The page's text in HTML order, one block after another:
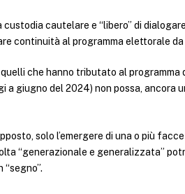
custodia cautelare e “libero” di
continuità al programma elettorale
che hanno tributato al
a giugno del 2024) non possa, ancora
solo l’emergere di una o più
“generazionale e generalizzata”